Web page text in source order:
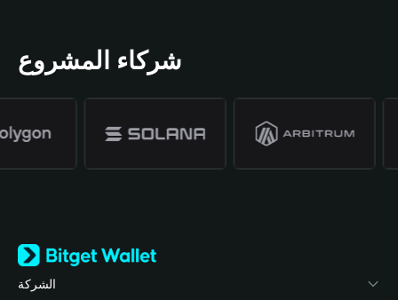
شركاء المشروع
الشركة